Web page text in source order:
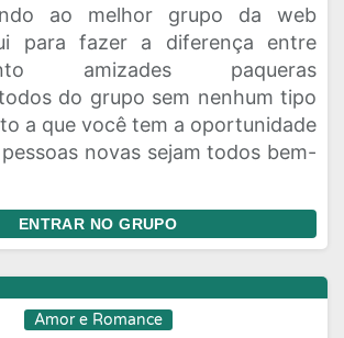
ao melhor grupo da web
para fazer a diferença entre
amizades paqueras
do grupo sem nenhum tipo
a que você tem a oportunidade
novas sejam todos bem-
ENTRAR NO GRUPO
Amor e Romance